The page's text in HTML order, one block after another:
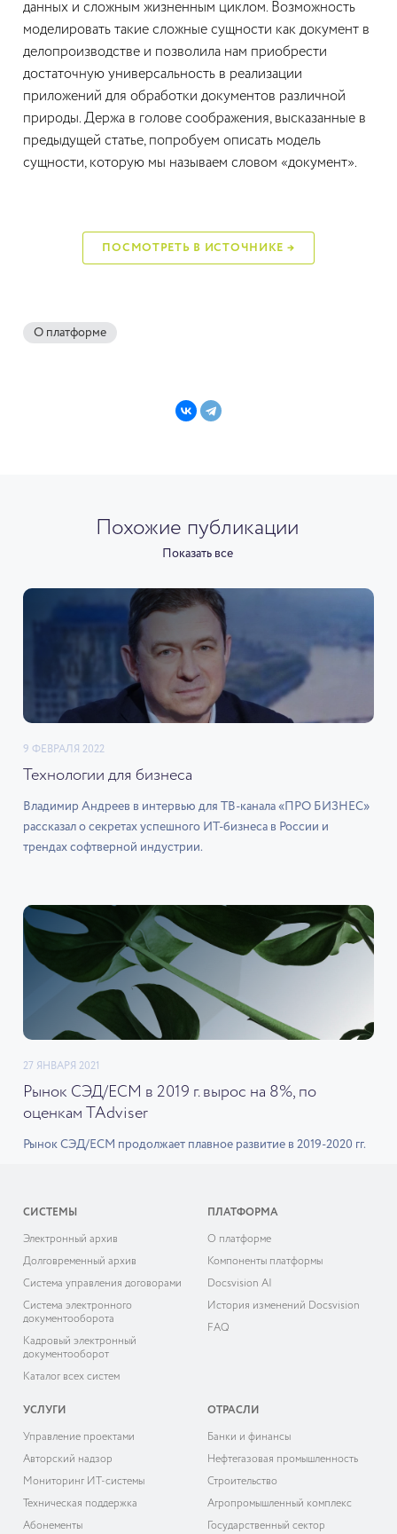
данных и сложным жизненным циклом. Возможность
моделировать такие сложные сущности как документ в
делопроизводстве и позволила нам приобрести
достаточную универсальность в реализации
приложений для обработки документов различной
природы. Держа в голове соображения, высказанные в
предыдущей статье, попробуем описать модель
сущности, которую мы называем словом «документ».
ПОСМОТРЕТЬ В ИСТОЧНИКЕ →
О платформе
Похожие публикации
Показать все
9 ФЕВРАЛЯ 2022
Технологии для бизнеса
Владимир Андреев в интервью для ТВ-канала «ПРО БИЗНЕС»
рассказал о секретах успешного ИТ-бизнеса в России и
трендах софтверной индустрии.
27 ЯНВАРЯ 2021
Рынок СЭД/ECM в 2019 г. вырос на 8%, по
оценкам TAdviser
Рынок СЭД/ECM продолжает плавное развитие в 2019-2020 гг.
СИСТЕМЫ
Электронный архив
Долговременный архив
Система управления договорами
Система электронного
документооборота
Кадровый электронный
документооборот
Каталог всех систем
ПЛАТФОРМА
О платформе
Компоненты платформы
Docsvision AI
История изменений Docsvision
FAQ
УСЛУГИ
Управление проектами
Авторский надзор
Мониторинг ИТ-системы
Техническая поддержка
Абонементы
ОТРАСЛИ
Банки и финансы
Нефтегазовая промышленность
Строительство
Агропромышленный комплекс
Государственный сектор